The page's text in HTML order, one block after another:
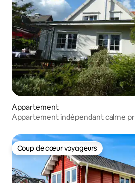
Appartement
Appartement indépendant calme
Coup de cœur voyageurs
Coup de cœur voyageurs